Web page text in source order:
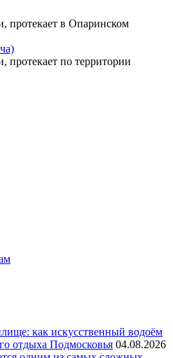
протекает в Опаринском
протекает по территории
как искусственный водоём
отдыха Подмосковья 04.08.2026